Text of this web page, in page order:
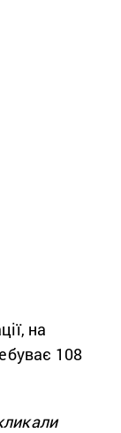
на
108